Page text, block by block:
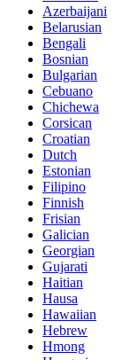
Azerbaijani
Belarusian
Bengali
Bosnian
Bulgarian
Cebuano
Chichewa
Corsican
Croatian
Dutch
Estonian
Filipino
Finnish
Frisian
Galician
Georgian
Gujarati
Haitian
Hausa
Hawaiian
Hebrew
Hmong